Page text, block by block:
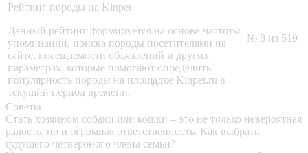
Рейтинг породы на Kinpet
Данный рейтинг формируется на основе частоты
упоминаний, поиска породы посетителями на
сайте, посещаемости объявлений и других
параметрах, которые помогают определить
популярность породы на площадке Kinpet.ru в
текущий период времени.
№ 8 из 519
Советы
Стать хозяином собаки или кошки – это не только невероятная
радость, но и огромная ответственность. Как выбрать
будущего четвероного члена семьи?